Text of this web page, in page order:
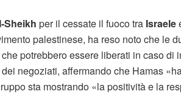
Sheikh per il cessate il fuoco tra Israele
palestinese, ha reso noto che le
che potrebbero essere liberati in caso di
negoziati, affermando che Hamas
sta mostrando «la positività e la